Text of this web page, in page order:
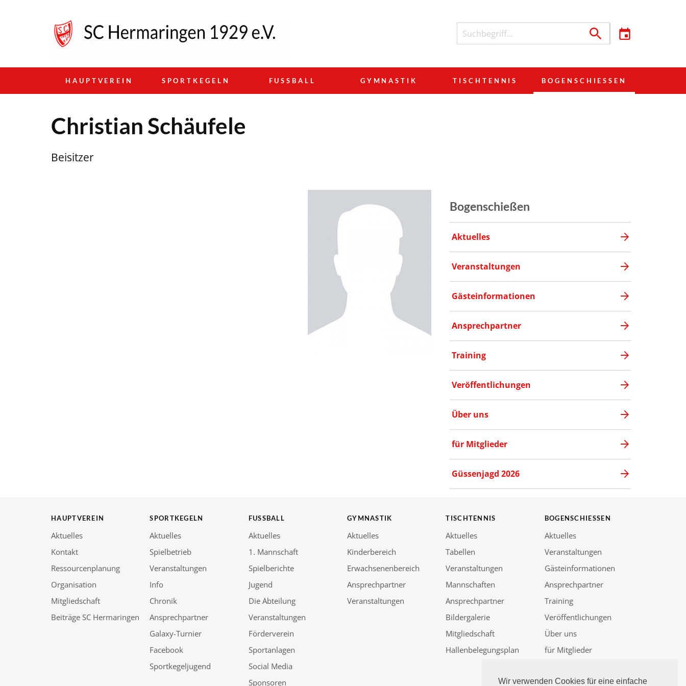
Wir verwenden Cookies für eine einfache
HAUPTVEREIN SPORTKEGELN FUSSBALL GYMNASTIK TISCHTENNIS BOGENSCHIESSEN
Christian Schäufele
Beisitzer
Bogenschießen
Aktuelles
Veranstaltungen
Gästeinformationen
Ansprechpartner
Training
Veröffentlichungen
Über uns
für Mitglieder
Güssenjagd 2026
HAUPTVEREIN
Aktuelles
Kontakt
Ressourcenplanung
Organisation
Mitgliedschaft
Beiträge SC Hermaringen
SPORTKEGELN
Aktuelles
Spielbetrieb
Veranstaltungen
Info
Chronik
Ansprechpartner
Galaxy-Turnier
Facebook
Sportkegeljugend
FUSSBALL
Aktuelles
1. Mannschaft
Spielberichte
Jugend
Die Abteilung
Veranstaltungen
Förderverein
Sportanlagen
Social Media
Sponsoren
GYMNASTIK
Aktuelles
Kinderbereich
Erwachsenenbereich
Ansprechpartner
Veranstaltungen
TISCHTENNIS
Aktuelles
Tabellen
Veranstaltungen
Mannschaften
Ansprechpartner
Bildergalerie
Mitgliedschaft
Hallenbelegungsplan
BOGENSCHIESSEN
Aktuelles
Veranstaltungen
Gästeinformationen
Ansprechpartner
Training
Veröffentlichungen
Über uns
für Mitglieder